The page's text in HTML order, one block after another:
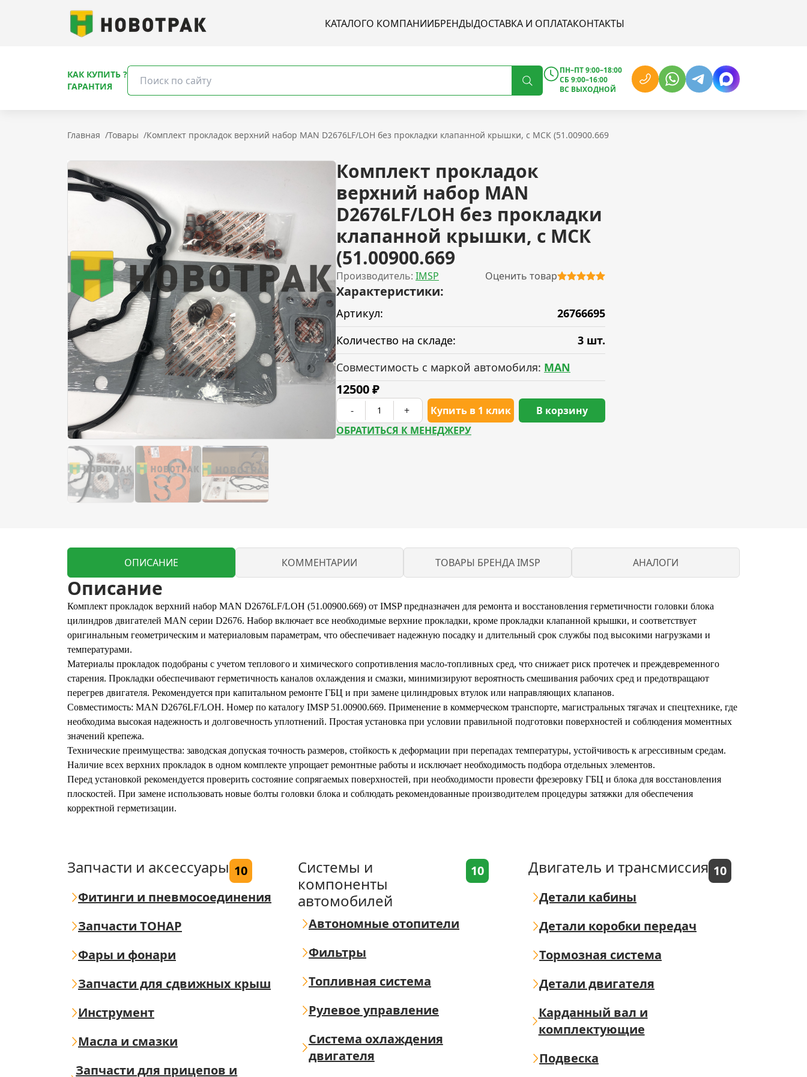
КАТАЛОГО КОМПАНИИБРЕНДЫДОСТАВКА И ОПЛАТАКОНТАКТЫ
КАК КУПИТЬ ?
ГАРАНТИЯ
ПН–ПТ 9:00–18:00
СБ 9:00–16:00
ВС ВЫХОДНОЙ
Главная /Товары /Комплект прокладок верхний набор MAN D2676LF/LOH без прокладки клапанной крышки, с МСК (51.00900.669
Комплект прокладок
верхний набор MAN
D2676LF/LOH без прокладки
клапанной крышки, с МСК
(51.00900.669
Производитель: IMSP Оценить товар
Характеристики:
Артикул:
26766695
Количество на складе:
3 шт.
Совместимость с маркой автомобиля: MAN
12500₽
- + Купить в 1 клик
В корзину
ОБРАТИТЬСЯ К МЕНЕДЖЕРУ
ОПИСАНИЕ КОММЕНТАРИИ ТОВАРЫ БРЕНДА IMSP АНАЛОГИ
Описание
Комплект прокладок верхний набор MAN D2676LF/LOH (51.00900.669) от IMSP предназначен для ремонта и восстановления герметичности головки блока
цилиндров двигателей MAN серии D2676. Набор включает все необходимые верхние прокладки, кроме прокладки клапанной крышки, и соответствует
оригинальным геометрическим и материаловым параметрам, что обеспечивает надежную посадку и длительный срок службы под высокими нагрузками и
температурами.
Материалы прокладок подобраны с учетом теплового и химического сопротивления масло-топливных сред, что снижает риск протечек и преждевременного
старения. Прокладки обеспечивают герметичность каналов охлаждения и смазки, минимизируют вероятность смешивания рабочих сред и предотвращают
перегрев двигателя. Рекомендуется при капитальном ремонте ГБЦ и при замене цилиндровых втулок или направляющих клапанов.
Совместимость: MAN D2676LF/LOH. Номер по каталогу IMSP 51.00900.669. Применение в коммерческом транспорте, магистральных тягачах и спецтехнике, где
необходима высокая надежность и долговечность уплотнений. Простая установка при условии правильной подготовки поверхностей и соблюдения моментных
значений крепежа.
Технические преимущества: заводская допуская точность размеров, стойкость к деформации при перепадах температуры, устойчивость к агрессивным средам.
Наличие всех верхних прокладок в одном комплекте упрощает ремонтные работы и исключает необходимость подбора отдельных элементов.
Перед установкой рекомендуется проверить состояние сопрягаемых поверхностей, при необходимости провести фрезеровку ГБЦ и блока для восстановления
плоскостей. При замене использовать новые болты головки блока и соблюдать рекомендованные производителем процедуры затяжки для обеспечения
корректной герметизации.
Запчасти и аксессуары 10
Фитинги и пневмосоединения
Запчасти ТОНАР
Фары и фонари
Запчасти для сдвижных крыш
Инструмент
Масла и смазки
Запчасти для прицепов и
Системы и
компоненты
автомобилей
10
Автономные отопители
Фильтры
Топливная система
Рулевое управление
Система охлаждения
двигателя
Двигатель и трансмиссия 10
Детали кабины
Детали коробки передач
Тормозная система
Детали двигателя
Карданный вал и
комплектующие
Подвеска